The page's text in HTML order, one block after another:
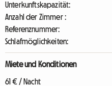
Unterkunftskapazität:
Anzahl der Zimmer :
Referenznummer:
Schlafmöglichkeiten:
Miete und Konditionen
61 € / Nacht